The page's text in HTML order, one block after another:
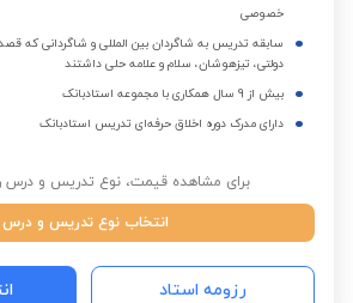
خصوصی
سابقه تدریس به شاگردان بین المللی و شاگردانی که
دولتی، تیزهوشان، سلام و علامه حلی داشتند
بیش از 9 سال همکاری با مجموعه استادبانک
دارای مدرک دوره اخلاق حرفه‌ای تدریس استادبانک
برای مشاهده قیمت، نوع تدریس و درس را
انتخاب نوع تدریس و درس
رزومه استاد